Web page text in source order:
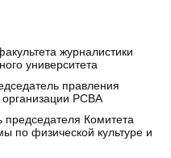
журналистики
университета
правления
организации РСВА
председателя Комитета
по физической культуре и